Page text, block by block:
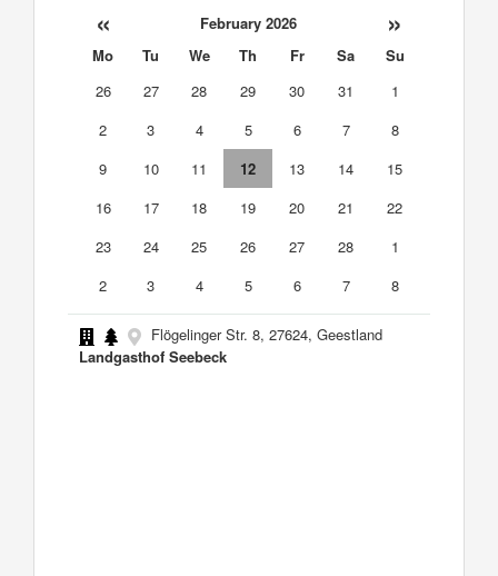
« February 2026 »
Mo Tu We Th Fr Sa
Su
26
27 28 29 30 31
1
2
3 4 5 6 7
8
9
10 11 12 13 14
15
16
17 18 19 20 21
22
23
24 25 26 27 28
1
2
3 4 5 6 7 8
Flögelinger Str. 8, 27624, Geestland
Landgasthof Seebeck